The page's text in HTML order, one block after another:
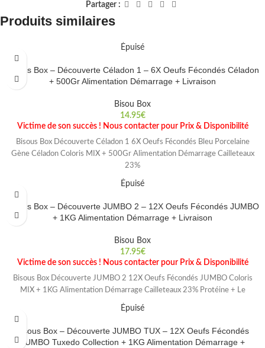
Partager :
Produits similaires
Épuisé
Bisous Box – Découverte Céladon 1 – 6X Oeufs Fécondés Céladon
+ 500Gr Alimentation Démarrage + Livraison
Bisou Box
14.95€
Victime de son succès ! Nous contacter pour Prix & Disponibilité
Bisous Box Découverte Céladon 1 6X Oeufs Fécondés Bleu Porcelaine
Gène Céladon Coloris MIX + 500Gr Alimentation Démarrage Cailleteaux
23%
Épuisé
Bisous Box – Découverte JUMBO 2 – 12X Oeufs Fécondés JUMBO
+ 1KG Alimentation Démarrage + Livraison
Bisou Box
17.95€
Victime de son succès ! Nous contacter pour Prix & Disponibilité
Bisous Box Découverte JUMBO 2 12X Oeufs Fécondés JUMBO Coloris
MIX + 1KG Alimentation Démarrage Cailleteaux 23% Protéine + Le
Épuisé
Bisous Box – Découverte JUMBO TUX – 12X Oeufs Fécondés
JUMBO Tuxedo Collection + 1KG Alimentation Démarrage +